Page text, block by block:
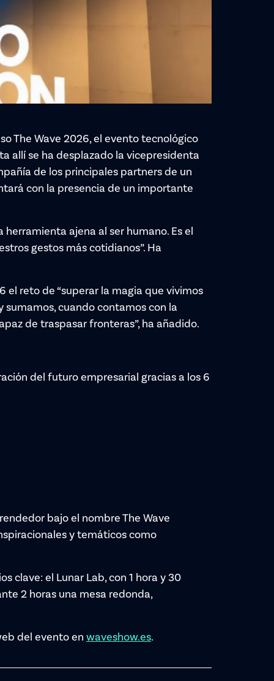
The Wave 2026, el evento tecnológico
allí se ha desplazado la vicepresidenta
de los principales partners de un
con la presencia de un importante
ajena al ser humano. Es el
gestos más cotidianos”. Ha
el reto de “superar la magia que vivimos
cuando contamos con la
de traspasar fronteras”, ha añadido.
del futuro empresarial gracias a los 6
bajo el nombre The Wave
y temáticos como
clave: el Lunar Lab, con 1 hora y 30
2 horas una mesa redonda,
del evento en waveshow.es.